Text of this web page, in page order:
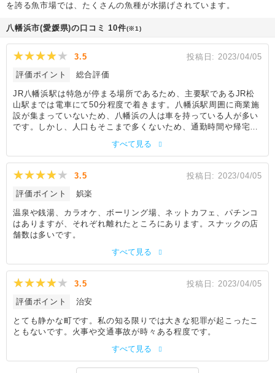
を誇る魚市場では、たくさんの魚種が水揚げされています。
八幡浜市(愛媛県)の口コミ 10件(※1)
3.5 投稿日: 2023/04/05
評価ポイント
総合評価
JR八幡浜駅は特急が停まる場所であるため、主要駅であるJR松
山駅までは電車にて50分程度で着きます。八幡浜駅周囲に商業施
設が集まっていないため、八幡浜の人は車を持っている人が多い
です。しかし、人口もそこまで多くないため、通勤時間や帰宅時
間を除いて道路が渋滞することはほとんどありません。通勤時間
や帰宅時間には渋滞しますが1km程度の渋滞でそこまで大きな渋
での大きな混雑はありません。
すべて見る
3.5 投稿日: 2023/04/05
評価ポイント
娯楽
温泉や銭湯、カラオケ、ボーリング場、ネットカフェ、パチンコ
はありますが、それぞれ離れたところにあります。スナックの店
舗数は多いです。
すべて見る
3.5 投稿日: 2023/04/05
評価ポイント
治安
とても静かな町です。私の知る限りでは大きな犯罪が起こったこ
ともないです。火事や交通事故が時々ある程度です。
すべて見る